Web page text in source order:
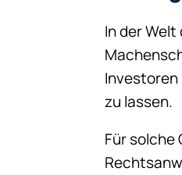
In der
Investoren
zu lassen.
Für